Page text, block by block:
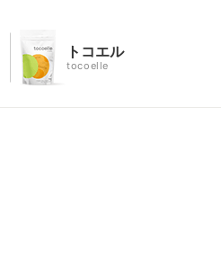
トコエル
tocoelle